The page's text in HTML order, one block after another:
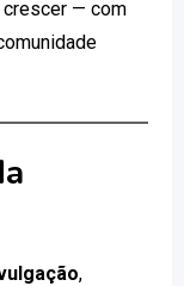
— com
,